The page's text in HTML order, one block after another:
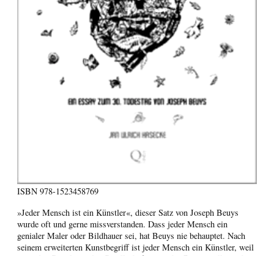
ISBN 978-1523458769
»Jeder Mensch ist ein Künstler«, dieser Satz von Joseph Beuys
wurde oft und gerne missverstanden. Dass jeder Mensch ein
genialer Maler oder Bildhauer sei, hat Beuys nie behauptet. Nach
seinem erweiterten Kunstbegriff ist jeder Mensch ein Künstler, weil